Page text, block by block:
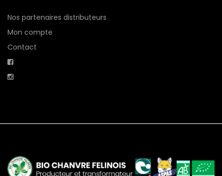
Nos partenaires distributeurs
Mon compte
Contact